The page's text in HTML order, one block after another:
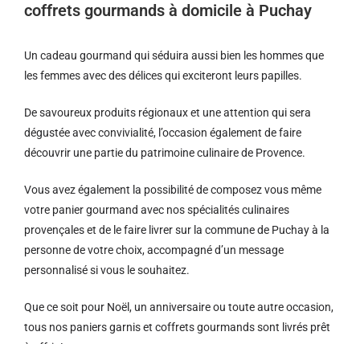
coffrets gourmands à domicile à Puchay
Un cadeau gourmand qui séduira aussi bien les hommes que
les femmes avec des délices qui exciteront leurs papilles.
De savoureux produits régionaux et une attention qui sera
dégustée avec convivialité, l’occasion également de faire
découvrir une partie du patrimoine culinaire de Provence.
Vous avez également la possibilité de composez vous même
votre panier gourmand avec nos spécialités culinaires
provençales et de le faire livrer sur la commune de Puchay à la
personne de votre choix, accompagné d’un message
personnalisé si vous le souhaitez.
Que ce soit pour Noël, un anniversaire ou toute autre occasion,
tous nos paniers garnis et coffrets gourmands sont livrés prêt